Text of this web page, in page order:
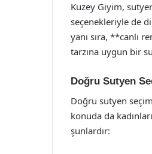
Kuzey Giyim,
seçenekleriyle de
yanı sıra, **canlı
tarzına uygun bir
Doğru Sutyen
Doğru sutyen
konuda da
şunlardır: